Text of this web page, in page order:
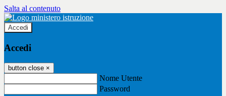
Salta al contenuto
Accedi
Accedi
button close ×
Nome Utente
Password